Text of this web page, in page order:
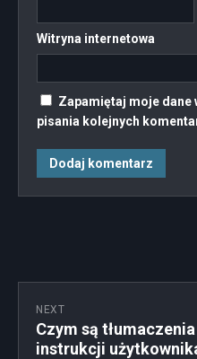
Witryna internetowa
Zapamiętaj moje
pisania kolejnych
NEXT
Czym są
instrukcji